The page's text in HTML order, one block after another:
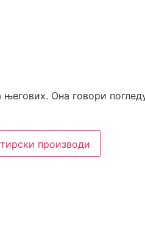
Она говори
производи